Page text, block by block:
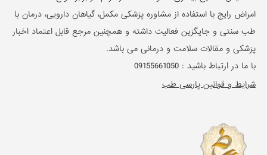
امراض رایج با استفاده از مشاوره پزشکی مکمل، گیاهان دارویی، درمان با
طب سنتی و جایگزین فعالیت داشته و همچنین مرجع قابل اعتماد اخبار
پزشکی و مقالات سلامت و درمانی می باشد.
با ما در ارتباط باشید :09155661050
شرایط و قوانین پارسی طب